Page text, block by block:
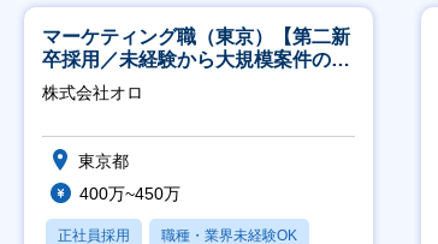
マーケティング職（東京）【第二新
卒採用／未経験から大規模案件のマ
ーケティングが経験できる／研修充
実】
株式会社オロ
東京都
400万~450万
正社員採用 職種・業界未経験OK